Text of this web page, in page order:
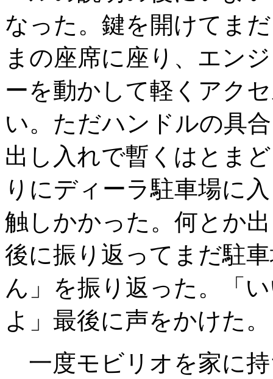
なった。鍵を開けてま
まの座席に座り、エン
ーを動かして軽くアク
い。ただハンドルの具
出し入れで暫くはとま
りにディーラ駐車場に
触しかかった。何とか
後に振り返ってまだ駐
ん」を振り返った。「
よ」最後に声をかけた。
一度モビリオを家に